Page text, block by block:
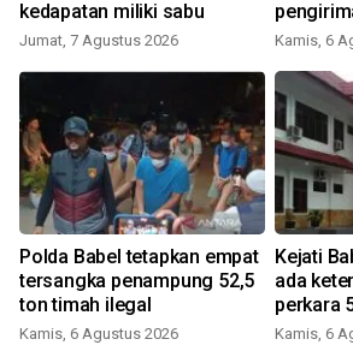
kedapatan miliki sabu
Jumat, 7 Agustus 2026 Kamis, 6
Polda Babel tetapkan empat
tersangka penampung 52,5
ton timah ilegal
Kamis, 6 Agustus 2026
Kejati
ada
perkara
Kamis, 6